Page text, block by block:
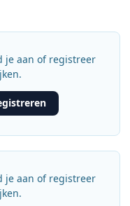
je aan of registreer
je aan of registreer